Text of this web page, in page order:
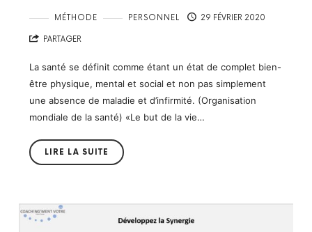
MÉTHODE PERSONNEL 29 FÉVRIER 2020
PARTAGER
La santé se définit comme étant un état de complet bien-
être physique, mental et social et non pas simplement
une absence de maladie et d’infirmité. (Organisation
mondiale de la santé) «Le but de la vie…
LIRE LA SUITE